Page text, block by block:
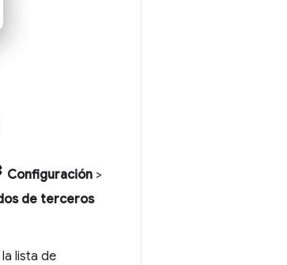
Configuración >
de terceros
lista de